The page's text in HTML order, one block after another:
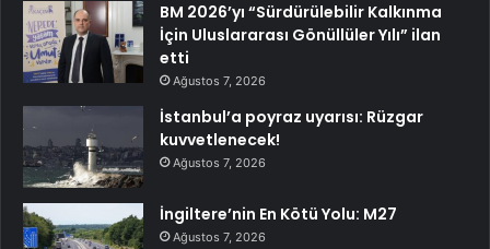
BM 2026’yı “Sürdürülebilir Kalkınma
İçin Uluslararası Gönüllüler Yılı” ilan
etti
Ağustos 7, 2026
İstanbul’a poyraz uyarısı: Rüzgar
kuvvetlenecek!
Ağustos 7, 2026
İngiltere’nin En Kötü Yolu: M27
Ağustos 7, 2026